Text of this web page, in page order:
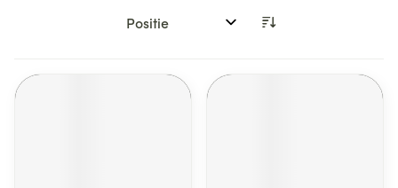
Sorteer op: